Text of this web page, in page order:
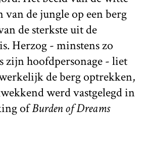
de jungle op een berg
de sterkste uit de
Herzog - minstens zo
zijn hoofdpersonage - liet
de berg optrekken,
werd vastgelegd in
ofBurden of Dreams